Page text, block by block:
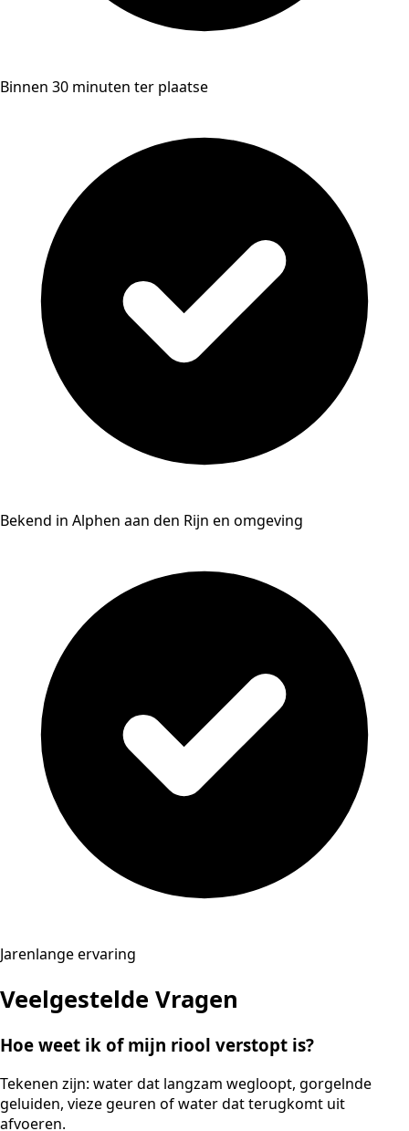
Binnen 30 minuten ter plaatse
Bekend in Alphen aan den Rijn en omgeving
Jarenlange ervaring
Veelgestelde Vragen
Hoe weet ik of mijn riool verstopt is?
Tekenen zijn: water dat langzam wegloopt, gorgelnde
geluiden, vieze geuren of water dat terugkomt uit
afvoeren.